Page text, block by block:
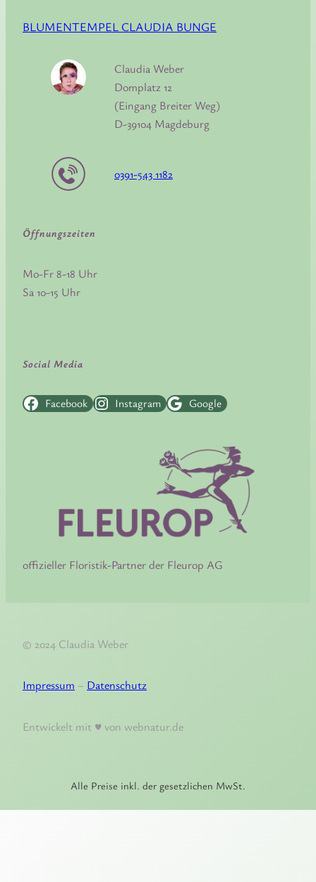
BLUMENTEMPEL CLAUDIA BUNGE
Claudia Weber
Domplatz 12
(Eingang Breiter Weg)
D-39104 Magdeburg
0391-543 1182
Öffnungszeiten
Mo-Fr 8-18 Uhr
Sa 10-15 Uhr
Social Media
Facebook Instagram Google
offizieller Floristik-Partner der Fleurop AG
© 2024 Claudia Weber
Impressum – Datenschutz
Entwickelt mit ♥ von webnatur.de
Alle Preise inkl. der gesetzlichen MwSt.